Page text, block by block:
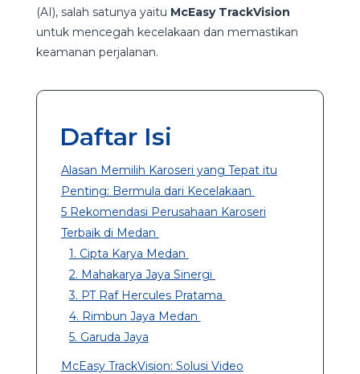
(AI), salah satunya yaitu McEasy TrackVision
untuk mencegah kecelakaan dan memastikan
keamanan perjalanan.
Daftar Isi
Alasan Memilih Karoseri yang Tepat itu
Penting: Bermula dari Kecelakaan
5 Rekomendasi Perusahaan Karoseri
Terbaik di Medan
1. Cipta Karya Medan
2. Mahakarya Jaya Sinergi
3. PT Raf Hercules Pratama
4. Rimbun Jaya Medan
5. Garuda Jaya
McEasy TrackVision: Solusi Video